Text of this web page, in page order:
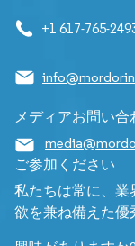
+1 617-765-
メディアお問い合
ご参加ください
私たちは常に、業
欲を兼ね備えた優